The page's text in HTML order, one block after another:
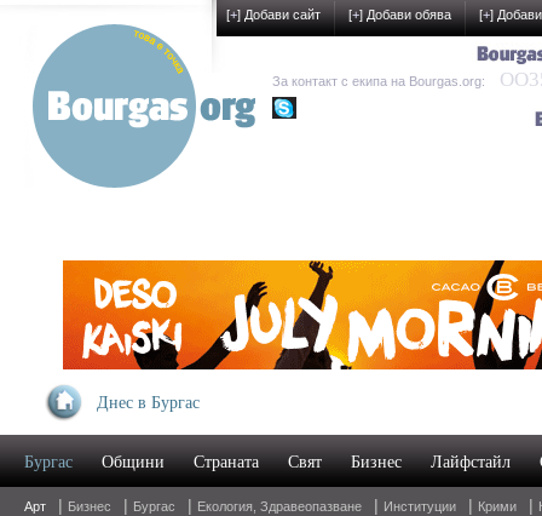
Днес в Бургас
Бургас Общини Страната Свят Бизнес Лайфстайл
Арт | Бизнес | Бургас | Екология, Здравеопазване | Институции | Крими |
[+] Добави сайт [+] Добави обява [+]
За контакт с екипа на Bourgas.org: